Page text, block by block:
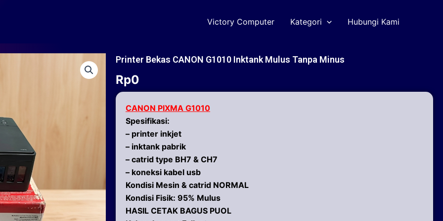
Victory Computer Kategori Hubungi Kami
Printer Bekas CANON G1010 Inktank Mulus Tanpa Minus
Rp0
CANON PIXMA G1010
Spesifikasi:
– printer inkjet
– inktank pabrik
– catrid type BH7 & CH7
– koneksi kabel usb
Kondisi Mesin & catrid NORMAL
Kondisi Fisik: 95% Mulus
HASIL CETAK BAGUS PUOL